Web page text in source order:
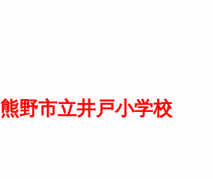
熊野市立井戸小学校